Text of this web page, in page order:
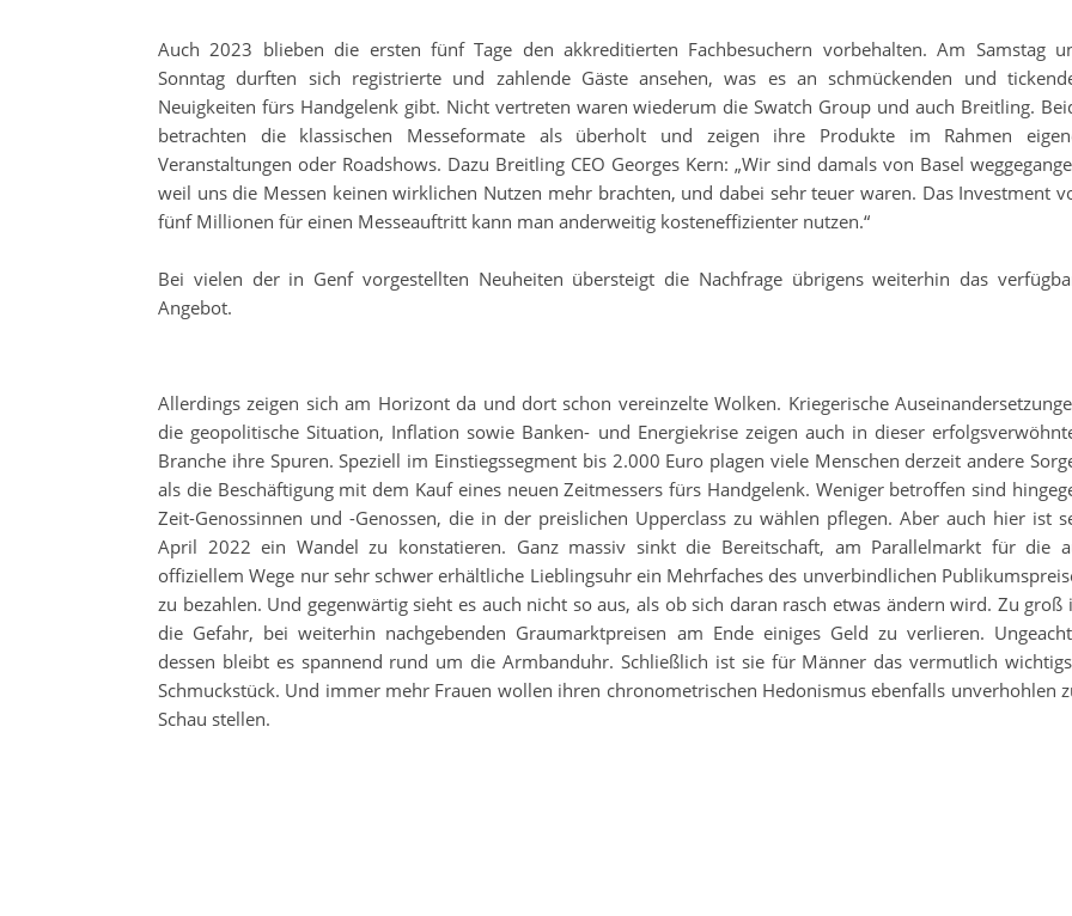
Auch 2023 blieben die ersten fünf Tage den akkreditierten Fachbesuchern vorbehalten. Am Samstag
Sonntag durften sich registrierte und zahlende Gäste ansehen, was es an schmückenden und
Neuigkeiten fürs Handgelenk gibt. Nicht vertreten waren wiederum die Swatch Group und auch Breitling.
betrachten die klassischen Messeformate als überholt und zeigen ihre Produkte im Rahmen
Veranstaltungen oder Roadshows. Dazu Breitling CEO Georges Kern: „Wir sind damals von Basel
weil uns die Messen keinen wirklichen Nutzen mehr brachten, und dabei sehr teuer waren. Das Investment
fünf Millionen für einen Messeauftritt kann man anderweitig kosteneffizienter nutzen.“
Bei vielen der in Genf vorgestellten Neuheiten übersteigt die Nachfrage übrigens weiterhin das
Angebot.
Allerdings zeigen sich am Horizont da und dort schon vereinzelte Wolken. Kriegerische
die geopolitische Situation, Inflation sowie Banken- und Energiekrise zeigen auch in dieser
Branche ihre Spuren. Speziell im Einstiegssegment bis 2.000 Euro plagen viele Menschen derzeit andere
als die Beschäftigung mit dem Kauf eines neuen Zeitmessers fürs Handgelenk. Weniger betroffen sind
Zeit-Genossinnen und -Genossen, die in der preislichen Upperclass zu wählen pflegen. Aber auch hier ist
April 2022 ein Wandel zu konstatieren. Ganz massiv sinkt die Bereitschaft, am Parallelmarkt für die
offiziellem Wege nur sehr schwer erhältliche Lieblingsuhr ein Mehrfaches des unverbindlichen
zu bezahlen. Und gegenwärtig sieht es auch nicht so aus, als ob sich daran rasch etwas ändern wird. Zu groß
die Gefahr, bei weiterhin nachgebenden Graumarktpreisen am Ende einiges Geld zu verlieren.
dessen bleibt es spannend rund um die Armbanduhr. Schließlich ist sie für Männer das vermutlich
Schmuckstück. Und immer mehr Frauen wollen ihren chronometrischen Hedonismus ebenfalls unverhohlen
Schau stellen.